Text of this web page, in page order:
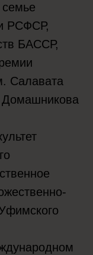
РСФСР,
БАССР,
Салавата